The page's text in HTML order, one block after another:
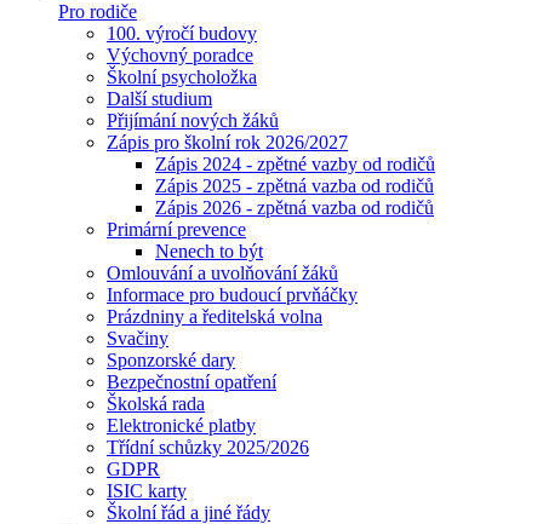
Pro rodiče
100. výročí budovy
Výchovný poradce
Školní psycholožka
Další studium
Přijímání nových žáků
Zápis pro školní rok 2026/2027
Zápis 2024 - zpětné vazby od rodičů
Zápis 2025 - zpětná vazba od rodičů
Zápis 2026 - zpětná vazba od rodičů
Primární prevence
Nenech to být
Omlouvání a uvolňování žáků
Informace pro budoucí prvňáčky
Prázdniny a ředitelská volna
Svačiny
Sponzorské dary
Bezpečnostní opatření
Školská rada
Elektronické platby
Třídní schůzky 2025/2026
GDPR
ISIC karty
Školní řád a jiné řády